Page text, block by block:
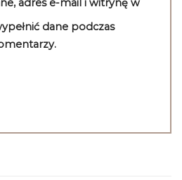
adres e-mail i witrynę w
dane podczas